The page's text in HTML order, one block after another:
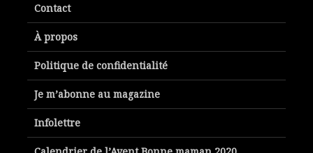
Contact
À propos
Politique de confidentialité
Je m’abonne au magazine
Infolettre